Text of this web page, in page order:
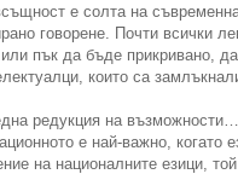
е солта на
говорене. Почти всички
пък да бъде прикривано,
които са
редукция на
е най-важно, когато
на националните езици,